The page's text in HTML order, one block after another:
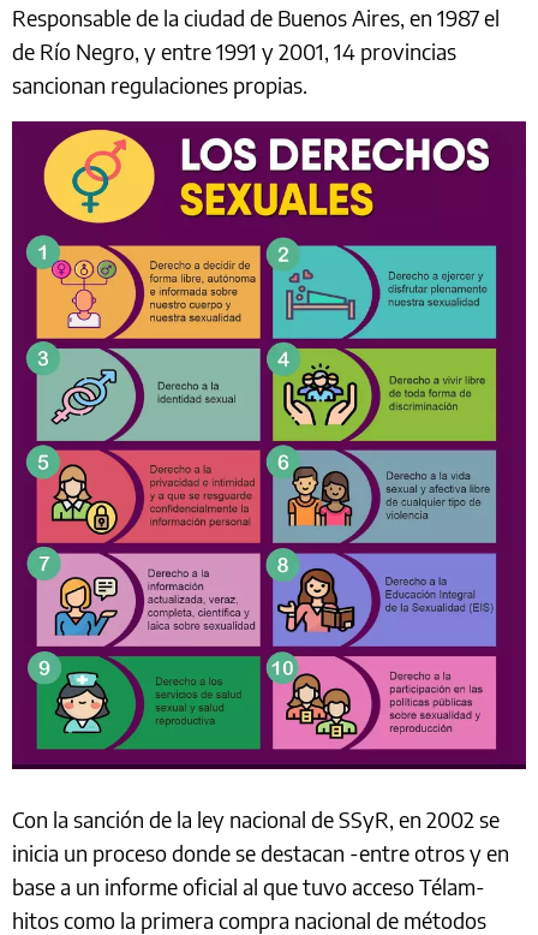
Responsable de la ciudad de Buenos Aires, en 1987 el
de Río Negro, y entre 1991 y 2001, 14 provincias
sancionan regulaciones propias.
Con la sanción de la ley nacional de SSyR, en 2002 se
inicia un proceso donde se destacan -entre otros y en
base a un informe oficial al que tuvo acceso Télam-
hitos como la primera compra nacional de métodos